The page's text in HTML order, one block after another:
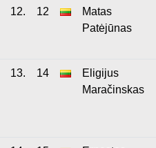
12. 12
Matas
Patėjūnas
13. 14
Eligijus
Maračinskas